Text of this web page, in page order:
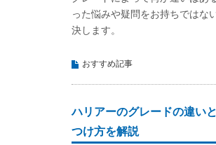
った悩みや疑問をお持ちではな
決します。
おすすめ記事
ハリアーのグレードの違い
つけ方を解説